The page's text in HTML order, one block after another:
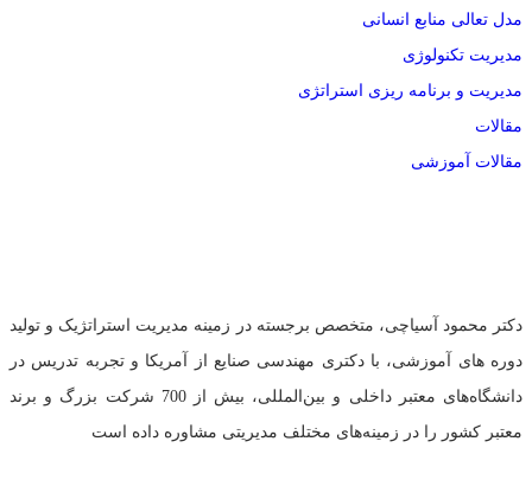
مدل تعالی منابع انسانی
مدیریت تکنولوژی
مدیریت و برنامه ریزی استراتژی
مقالات
مقالات آموزشی
دکتر محمود آسیاچی، متخصص برجسته در زمینه مدیریت استراتژیک و تولید
دوره های آموزشی، با دکتری مهندسی صنایع از آمریکا و تجربه تدریس در
دانشگاه‌های معتبر داخلی و بین‌المللی، بیش از 700 شرکت بزرگ و برند
معتبر کشور را در زمینه‌های مختلف مدیریتی مشاوره داده است